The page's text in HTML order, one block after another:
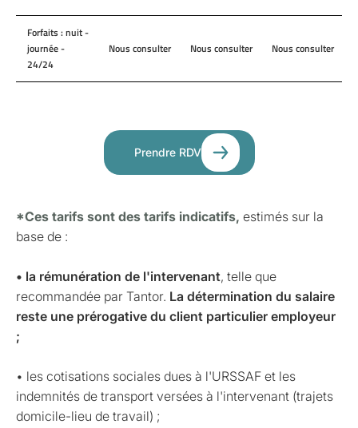
Forfaits : nuit -
journée -
24/24
Nous consulter Nous consulter Nous consulter
Prendre RDV
*Ces tarifs sont des tarifs indicatifs, estimés sur la
base de :
• la rémunération de l'intervenant, telle que
recommandée par Tantor. La détermination du salaire
reste une prérogative du client particulier employeur
;
• les cotisations sociales dues à l'URSSAF et les
indemnités de transport versées à l'intervenant (trajets
domicile-lieu de travail) ;